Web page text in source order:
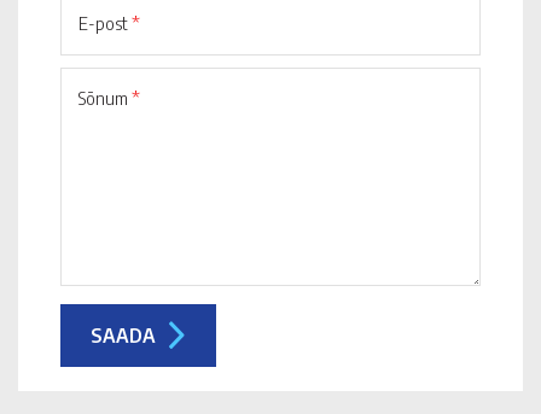
E-post*
Sõnum *